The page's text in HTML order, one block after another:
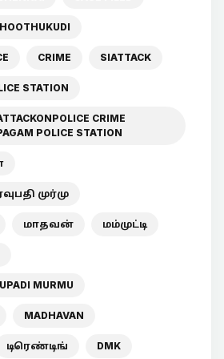
CRIME SIATTACK
STATION
CRIME
POLICE STATION
முர்மு
மாதவன் மம்முட்டி
MURMU
MADHAVAN
டிரெண்டிங் DMK